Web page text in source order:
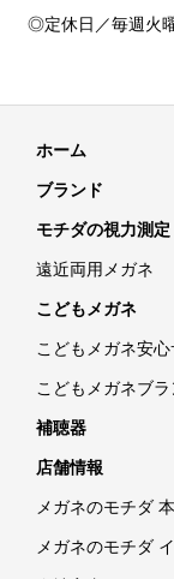
◎定休日／毎週火
ホーム
ブランド
モチダの視力測定
遠近両用メガネ
こどもメガネ
こどもメガネ安心
こどもメガネブ
補聴器
店舗情報
メガネのモチダ
メガネのモチダ